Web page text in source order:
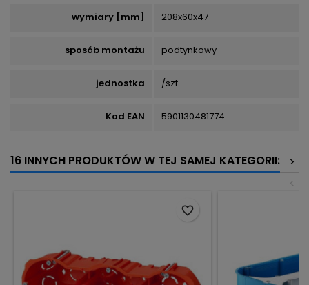
wymiary [mm] 208x60x47
sposób montażu podtynkowy
jednostka /szt.
Kod EAN 5901130481774
16 INNYCH PRODUKTÓW W TEJ SAMEJ KATEGORII:
>
<
favorite_border